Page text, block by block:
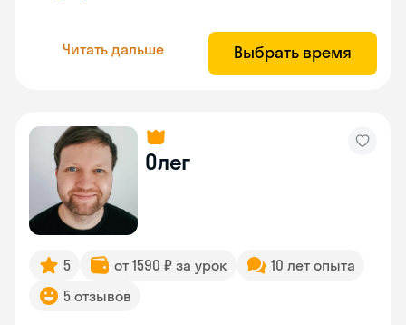
Читать дальше Выбрать время
Олег
5 от 1590 ₽ за урок
10 лет опыта
5 отзывов